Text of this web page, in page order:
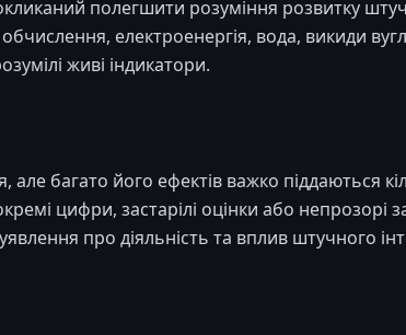
полегшити розуміння розвитку
електроенергія, вода, викиди
живі індикатори.
багато його ефектів важко піддаються
цифри, застарілі оцінки або непрозорі
про діяльність та вплив штучного